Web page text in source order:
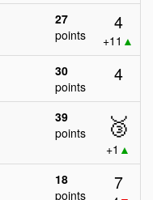
27
points
4
+11 ▲
30
points
4
39
points
🥉
+1 ▲
18
points
7